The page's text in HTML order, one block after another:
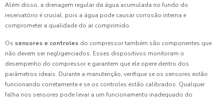
Além disso, a drenagem regular da água acumulada no fundo do
reservatório é crucial, pois a água pode causar corrosão interna e
comprometer a qualidade do ar comprimido.
Os sensores e controles do compressor também são componentes que
não devem ser negligenciados. Esses dispositivos monitoram o
desempenho do compressor e garantem que ele opere dentro dos
parâmetros ideais. Durante a manutenção, verifique se os sensores estão
funcionando corretamente e se os controles estão calibrados. Qualquer
falha nos sensores pode levar a um funcionamento inadequado do